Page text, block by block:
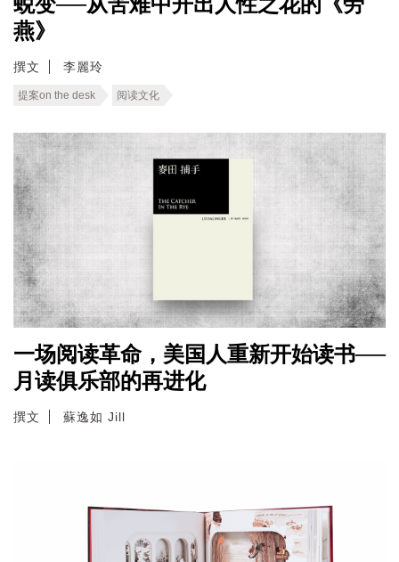
燕》
撰文 李麗玲
提案on the desk 阅读文化
一场阅读革命，美国人重新开始读书──
月读俱乐部的再进化
撰文 蘇逸如 Jill